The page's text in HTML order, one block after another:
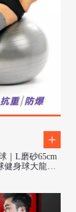
｜L磨砂65cm
身球大龍球